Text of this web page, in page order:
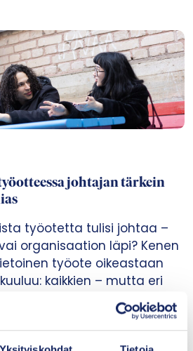
johtajan tärkein
työotetta tulisi johtaa –
organisaation läpi? Kenen
työote oikeastaan
kaikkien – mutta eri